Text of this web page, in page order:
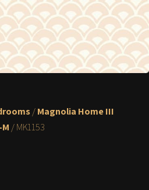
/Magnolia Home III
/ MK1153